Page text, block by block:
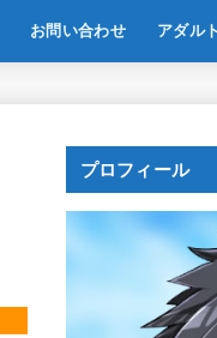
お問い合わせ アダル
プロフィール